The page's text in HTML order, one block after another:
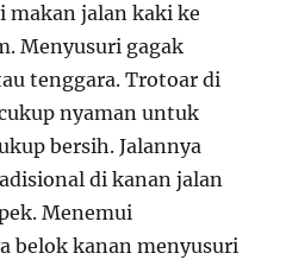
makan jalan kaki ke
Menyusuri gagak
tenggara. Trotoar di
nyaman untuk
bersih. Jalannya
di kanan jalan
Menemui
belok kanan menyusuri